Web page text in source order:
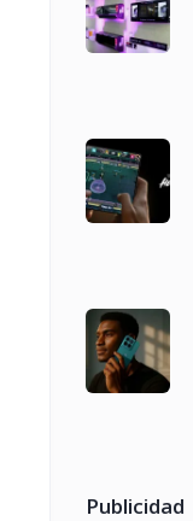
Publicidad